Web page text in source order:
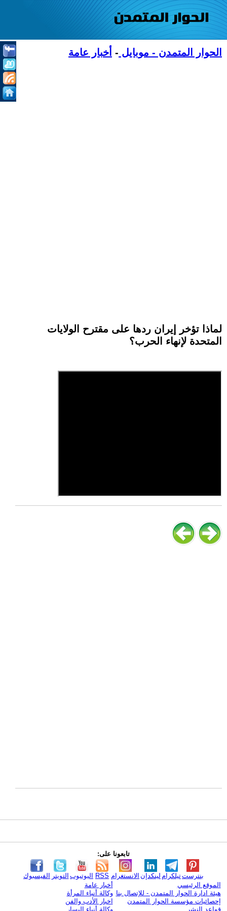
الحوار المتمدن - موبايل - أخبار عامة
لماذا تؤخر إيران ردها على مقترح الولايات
المتحدة لإنهاء الحرب؟
تابعونا على:
الفيسبوك التويتر اليوتيوب RSS الانستغرام لينكدإن تيلكرامبنترست
الموقع الرئيسي
هيئة ادارة الحوار المتمدن - للإتصال بنا
إحصائيات مؤسسة الحوار المتمدن
قواعد النشر
أخبار عامة
وكالة أنباء المرأة
اخبار الأدب والفن
وكالة أنباء اليسار